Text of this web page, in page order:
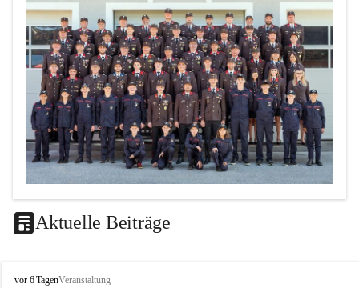
Aktuelle Beiträge
F
vor 6 TagenVeranstaltung